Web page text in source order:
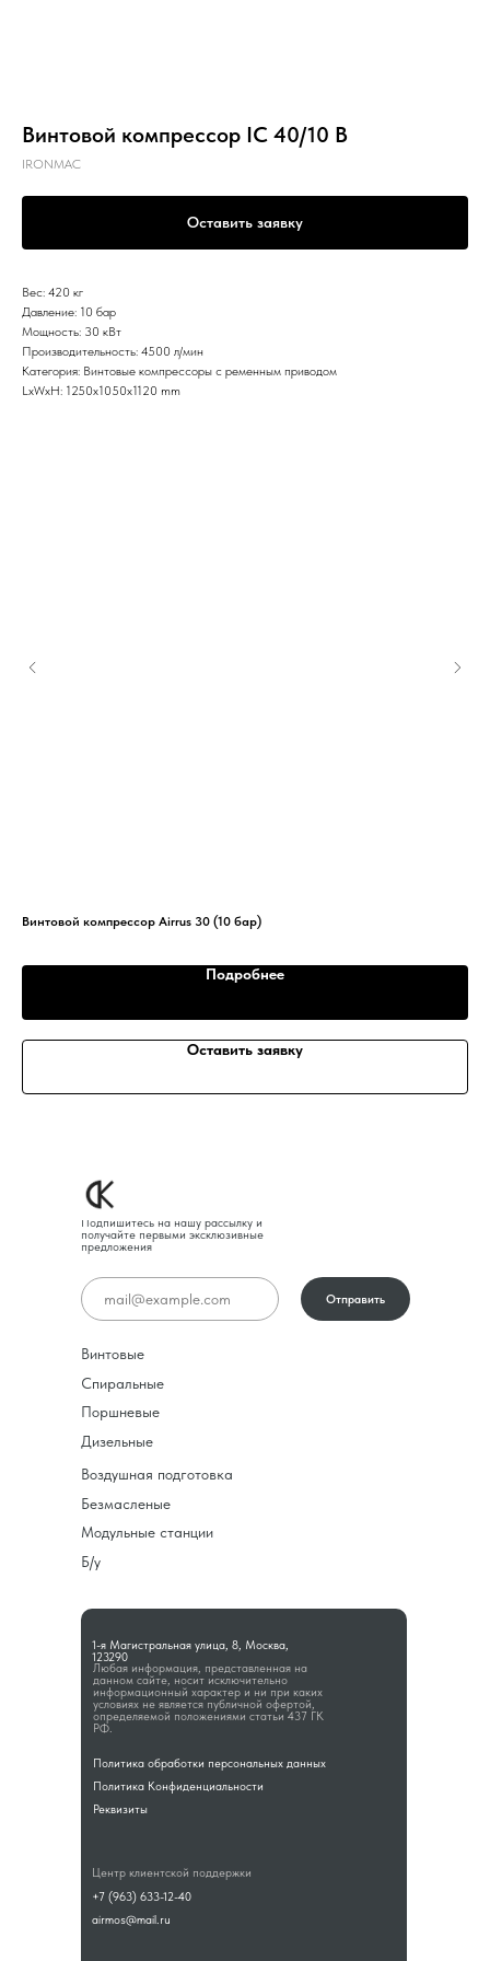
Винтовой компрессор IC 40/10 B
IRONMAC
Оставить заявку
Вес: 420 кг
Давление: 10 бар
Мощность: 30 кВт
Производительность: 4500 л/мин
Категория: Винтовые компрессоры с ременным приводом
LxWxH: 1250x1050x1120 mm
Винтовой компрессор Airrus 30 (10 бар)
Подробнее
Оставить заявку
Любая информация, представленная на
данном сайте, носит исключительно
информационный характер и ни при каких
условиях не является публичной офертой,
определяемой положениями статьи 437 ГК
РФ.
1-я Магистральная улица, 8, Москва,
123290
Подпишитесь на нашу рассылку и
получайте первыми эксклюзивные
предложения
Винтовые
Спиральные
Поршневые
Дизельные
Воздушная подготовка
Безмасленые
Модульные станции
Б/у
Политика обработки персональных данных
Политика Конфиденциальности
Реквизиты
Центр клиентской поддержки
+7 (963) 633-12-40
airmos@mail.ru
Отправить